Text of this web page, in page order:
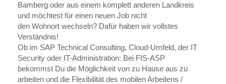
Bamberg oder aus einem komplett anderen Landkreis
und möchtest für einen neuen Job nicht
den Wohnort wechseln? Dafür haben wir vollstes
Verständnis!
Ob im SAP Technical Consulting, Cloud-Umfeld, der IT
Security oder IT-Administration: Bei FIS-ASP
bekommst Du die Möglichkeit von zu Hause aus zu
arbeiten und die Flexibilität des mobilen Arbeitens /